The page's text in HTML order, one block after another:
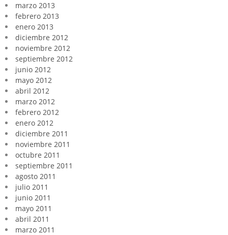
marzo 2013
febrero 2013
enero 2013
diciembre 2012
noviembre 2012
septiembre 2012
junio 2012
mayo 2012
abril 2012
marzo 2012
febrero 2012
enero 2012
diciembre 2011
noviembre 2011
octubre 2011
septiembre 2011
agosto 2011
julio 2011
junio 2011
mayo 2011
abril 2011
marzo 2011